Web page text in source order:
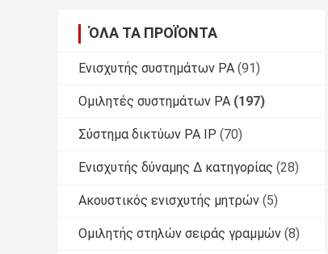
ΌΛΑ ΤΑ ΠΡΟΪΌΝΤΑ
Ενισχυτής συστημάτων PA (91)
Ομιλητές συστημάτων PA (197)
Σύστημα δικτύων PA IP (70)
Ενισχυτής δύναμης Δ κατηγορίας (28)
Ακουστικός ενισχυτής μητρών (5)
Ομιλητής στηλών σειράς γραμμών (8)